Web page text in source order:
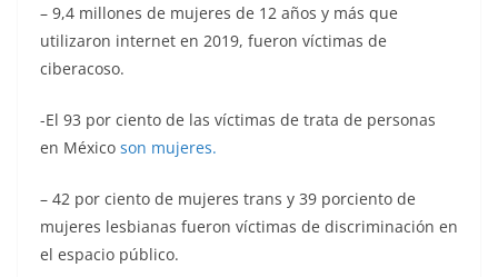
– 9,4 millones de mujeres de 12 años y más que
utilizaron internet en 2019, fueron víctimas de
ciberacoso.
-El 93 por ciento de las víctimas de trata de personas
en México son mujeres.
– 42 por ciento de mujeres trans y 39 porciento de
mujeres lesbianas fueron víctimas de discriminación en
el espacio público.